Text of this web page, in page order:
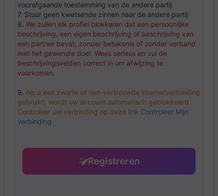
voorafgaande toestemming van de andere partij
7. Stuur geen kwetsende zinnen naar de andere partij
8. We zullen elk profiel blokkeren dat een persoonlijke
beschrijving, een eigen beschrijving of beschrijving van
een partner bevat, zonder betekenis of zonder verband
met het gewenste doel. Wees serieus en vul de
beschrijvingsvelden correct in om afwijzing te
voorkomen.
9. Als u een zwarte of niet-vertrouwde internetverbinding
gebruikt, wordt uw account automatisch geblokkeerd.
Controleer uw verbinding op deze link Controleer Mijn
verbinding
Registreren